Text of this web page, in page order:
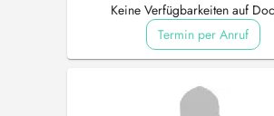
Keine Verfügbarkeiten auf
Termin per Anruf